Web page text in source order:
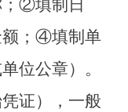
②填制日
；④填制单
位公章）。
证），一般